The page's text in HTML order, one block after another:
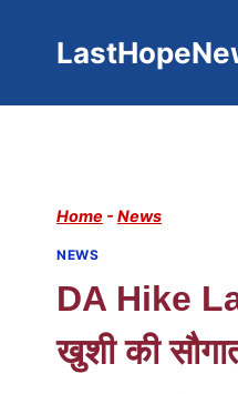
Home - News
NEWS
DA Hike
खुशी की